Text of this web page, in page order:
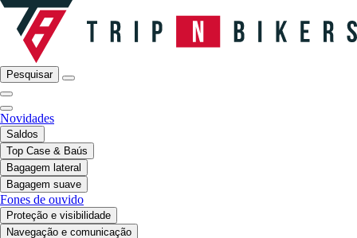
Pesquisar
Novidades
Saldos
Top Case & Baús
Bagagem lateral
Bagagem suave
Fones de ouvido
Proteção e visibilidade
Navegação e comunicação